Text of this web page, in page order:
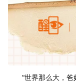
“世界那么大，